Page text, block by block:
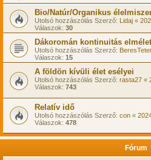
Bio/Natúr/Organikus
Utolsó hozzászólás Szerző: Lidaj «
Válaszok: 30
Dákoromán kontinuitás elmélet
Utolsó hozzászólás Szerző:
Válaszok: 15
A földön kívüli élet esélyei
Utolsó hozzászólás Szerző: rasta27 «
Válaszok: 743
Relatív idő
Utolsó hozzászólás Szerző: con «
Válaszok: 478
Fórum